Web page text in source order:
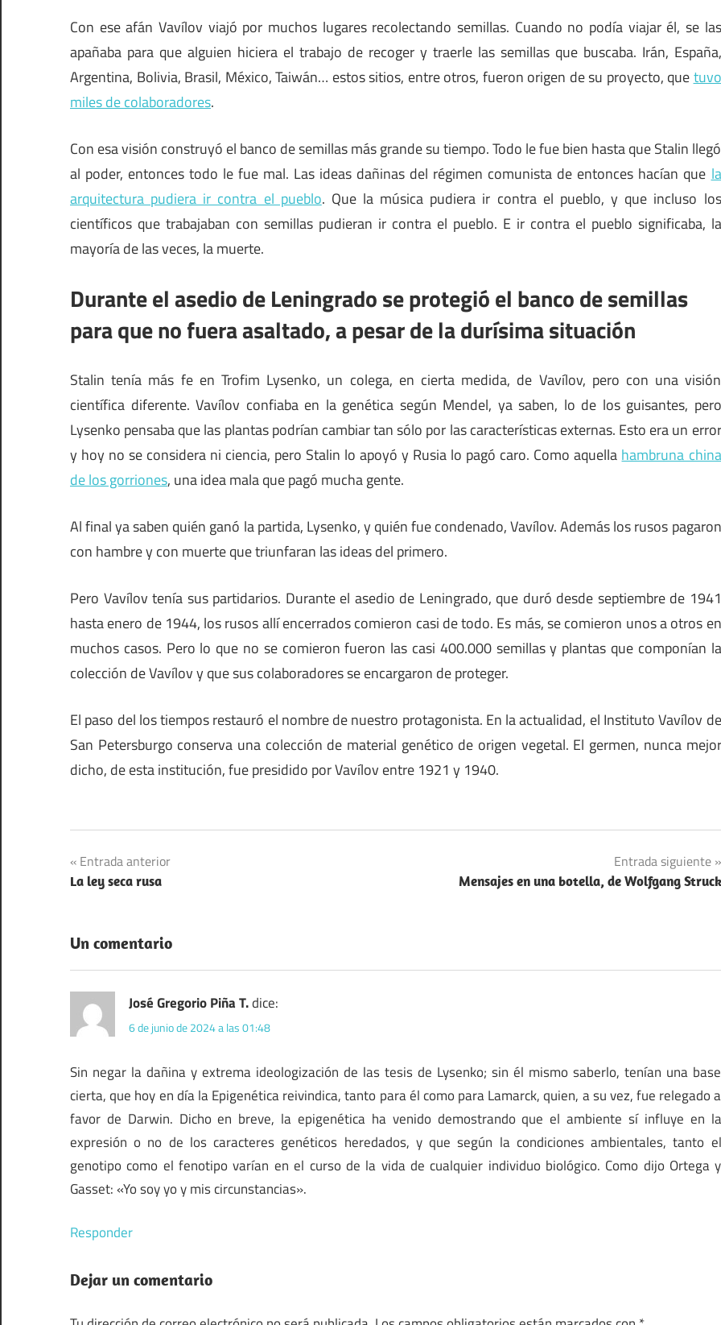
Con ese afán Vavílov viajó por muchos lugares recolectando semillas. Cuando no podía viajar él, se las
apañaba para que alguien hiciera el trabajo de recoger y traerle las semillas que buscaba. Irán, España,
Argentina, Bolivia, Brasil, México, Taiwán… estos sitios, entre otros, fueron origen de su proyecto, quetuvo
miles de colaboradores.
Con esa visión construyó el banco de semillas más grande su tiempo. Todo le fue bien hasta que Stalin llegó
al poder, entonces todo le fue mal. Las ideas dañinas del régimen comunista de entonces hacían que la
arquitectura pudiera ir contra el pueblo. Que la música pudiera ir contra el pueblo, y que incluso los
científicos que trabajaban con semillas pudieran ir contra el pueblo. E ir contra el pueblo significaba, la
mayoría de las veces, la muerte.
Durante el asedio de Leningrado se protegió el banco de semillas
para que no fuera asaltado, a pesar de la durísima situación
Stalin tenía más fe en Trofim Lysenko, un colega, en cierta medida, de Vavílov, pero con una visión
científica diferente. Vavílov confiaba en la genética según Mendel, ya saben, lo de los guisantes, pero
Lysenko pensaba que las plantas podrían cambiar tan sólo por las características externas. Esto era un error
y hoy no se considera ni ciencia, pero Stalin lo apoyó y Rusia lo pagó caro. Como aquella hambruna china
de los gorriones, una idea mala que pagó mucha gente.
Al final ya saben quién ganó la partida, Lysenko, y quién fue condenado, Vavílov. Además los rusos pagaron
con hambre y con muerte que triunfaran las ideas del primero.
Pero Vavílov tenía sus partidarios. Durante el asedio de Leningrado, que duró desde septiembre de 1941
hasta enero de 1944, los rusos allí encerrados comieron casi de todo. Es más, se comieron unos a otros en
muchos casos. Pero lo que no se comieron fueron las casi 400.000 semillas y plantas que componían la
colección de Vavílov y que sus colaboradores se encargaron de proteger.
El paso del los tiempos restauró el nombre de nuestro protagonista. En la actualidad, el Instituto Vavílov de
San Petersburgo conserva una colección de material genético de origen vegetal. El germen, nunca mejor
dicho, de esta institución, fue presidido por Vavílov entre 1921 y 1940.
Naturaleza
Navegación
de
Entrada anterior
La ley seca rusa
Entrada siguiente
Mensajes en una botella, de Wolfgang Struck
Un comentario
José Gregorio Piña T.dice:
6 de junio de 2024 a las 01:48
Sin negar la dañina y extrema ideologización de las tesis de Lysenko; sin él mismo saberlo, tenían una base
cierta, que hoy en día la Epigenética reivindica, tanto para él como para Lamarck, quien, a su vez, fue relegado a
favor de Darwin. Dicho en breve, la epigenética ha venido demostrando que el ambiente sí influye en la
expresión o no de los caracteres genéticos heredados, y que según la condiciones ambientales, tanto el
genotipo como el fenotipo varían en el curso de la vida de cualquier individuo biológico. Como dijo Ortega y
Gasset: «Yo soy yo y mis circunstancias».
Responder
Dejar un comentario